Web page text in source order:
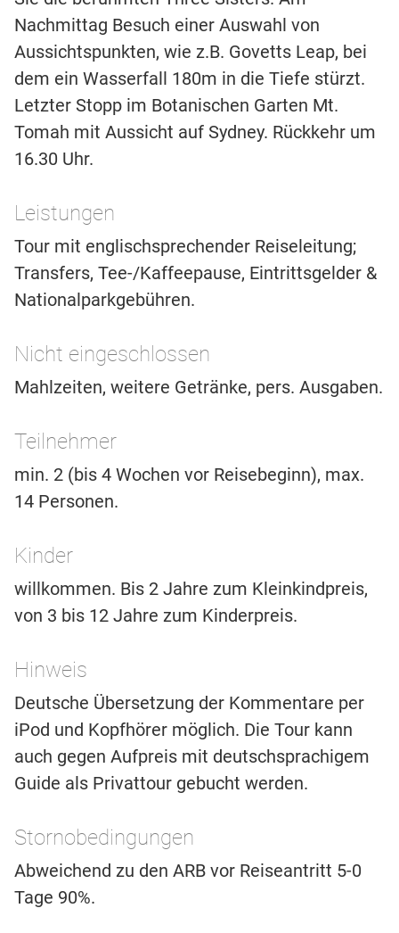
Nachmittag Besuch einer Auswahl von
Aussichtspunkten, wie z.B. Govetts Leap, bei
dem ein Wasserfall 180m in die Tiefe stürzt.
Letzter Stopp im Botanischen Garten Mt.
Tomah mit Aussicht auf Sydney. Rückkehr um
16.30 Uhr.
Leistungen
Tour mit englischsprechender Reiseleitung;
Transfers, Tee-/Kaffeepause, Eintrittsgelder &
Nationalparkgebühren.
Nicht eingeschlossen
Mahlzeiten, weitere Getränke, pers. Ausgaben.
Teilnehmer
min. 2 (bis 4 Wochen vor Reisebeginn), max.
14 Personen.
Kinder
willkommen. Bis 2 Jahre zum Kleinkindpreis,
von 3 bis 12 Jahre zum Kinderpreis.
Hinweis
Deutsche Übersetzung der Kommentare per
iPod und Kopfhörer möglich. Die Tour kann
auch gegen Aufpreis mit deutschsprachigem
Guide als Privattour gebucht werden.
Stornobedingungen
Abweichend zu den ARB vor Reiseantritt 5-0
Tage 90%.